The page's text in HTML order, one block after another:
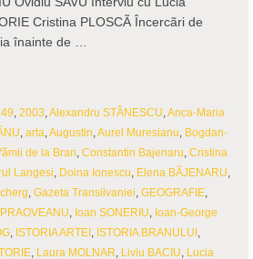
Cristina PLOSCÃ Încercãri de
înainte de …
, 2003,Alexandru STÃNESCU,Anca-Maria
, arta,Augustin,Aurel Muresianu, Bogdan-
de la Bran, Constantin Bajenaru, Cristina
Langesi, Doina Ionescu, Elena BÃJENARU,
, Gazeta Transilvaniei, GEOGRAFIE,
, Ioan SONERIU, Ioan-George
, ISTORIA ARTEI , ISTORIA BRANULUI ,
, Laura MOLNAR, Liviu BACIU, Lucia